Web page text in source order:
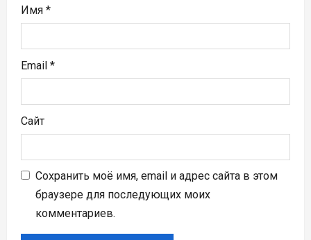
я
Имя *
Email *
Сайт
Сохранить моё имя, email и адрес сайта в этом
браузере для последующих моих
комментариев.